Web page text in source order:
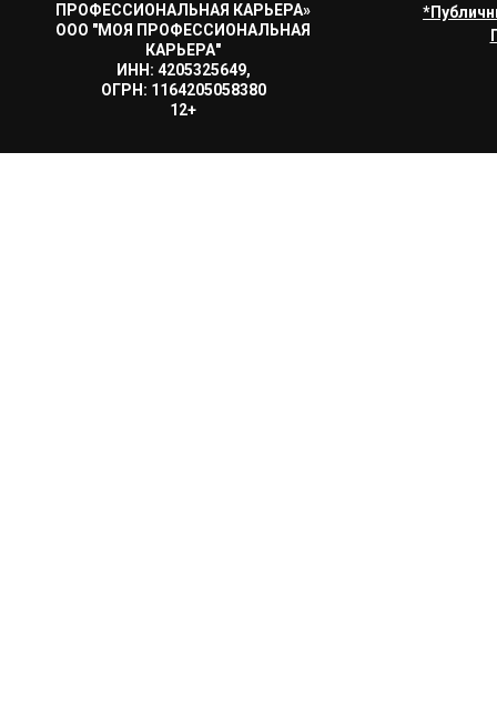
ПРОФЕССИОНАЛЬНАЯ КАРЬЕРА»
ООО "МОЯ ПРОФЕССИОНАЛЬНАЯ
КАРЬЕРА"
ИНН: 4205325649,
ОГРН: 1164205058380
12+